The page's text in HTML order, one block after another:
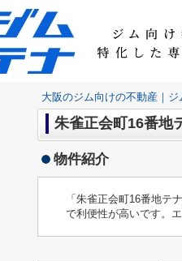
大阪のジム向けの不動産｜ジ
朱雀正会町16番地
物件紹介
「朱雀正会町16番地テ
で利便性が高いです。